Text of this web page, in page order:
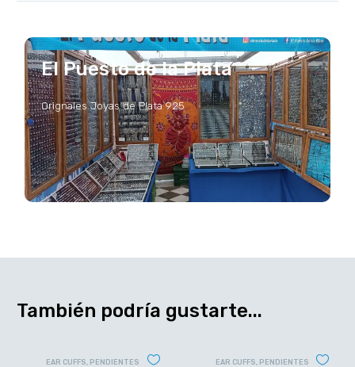
El Puesto de la Plata
Orignales Joyas de Plata 925
También podría gustarte...
EAR CUFFS PENDIENTES EAR CUFFS PENDIENTES